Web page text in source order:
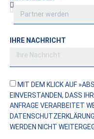
IHRE NACHRICHT
MIT DEM KLICK AUF
EINVERSTANDEN, DASS
ANFRAGE VERARBEITET
DATENSCHUTZERKLÄRUNG
WERDEN NICHT